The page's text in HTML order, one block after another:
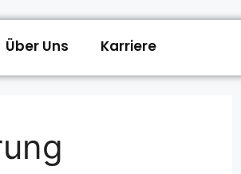
Über Uns Karriere